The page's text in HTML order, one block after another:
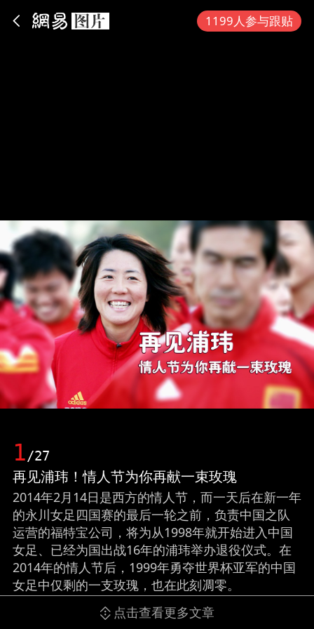
1199人参与跟贴
1/27
再见浦玮！情人节为你再献一束玫瑰
2014年2月14日是西方的情人节，而一天后在新一年
的永川女足四国赛的最后一轮之前，负责中国之队
运营的福特宝公司，将为从1998年就开始进入中国
女足、已经为国出战16年的浦玮举办退役仪式。在
2014年的情人节后，1999年勇夺世界杯亚军的中国
女足中仅剩的一支玫瑰，也在此刻凋零。
点击查看更多文章